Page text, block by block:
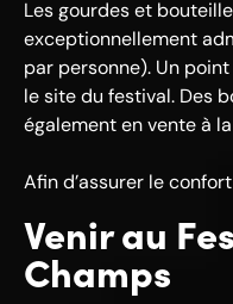
Les gourdes et
exceptionnellement
par personne). Un
le site du festival. Des
également en vente à
Afin d’assurer le
Venir au
Champs